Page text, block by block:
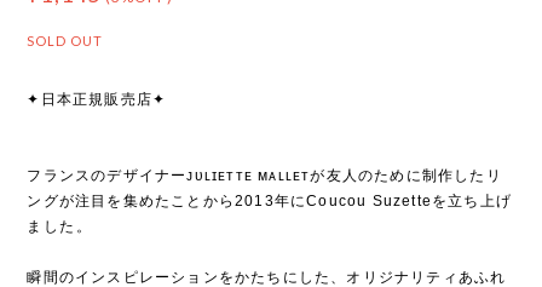
SOLD OUT
✦日本正規販売店✦
フランスのデザイナーᴊᴜʟɪᴇᴛᴛᴇ ᴍᴀʟʟᴇᴛが友人のために制作したリ
ングが注目を集めたことから2013年にCoucou Suzetteを立ち上げ
ました⁡。
瞬間のインスピレーションをかたちにした、オリジナリティあふれ